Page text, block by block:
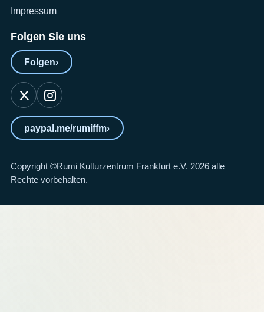
Impressum
Folgen Sie uns
Folgen›
paypal.me/rumiffm›
Copyright ©Rumi Kulturzentrum Frankfurt e.V. 2026 alle
Rechte vorbehalten.